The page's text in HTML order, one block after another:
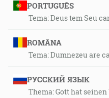
PORTUGUÊS
Tema: Deus tem Seu
ROMÂNA
Tema: Dumnezeu are
РУССКИЙ ЯЗЫК
Thema: Gott hat